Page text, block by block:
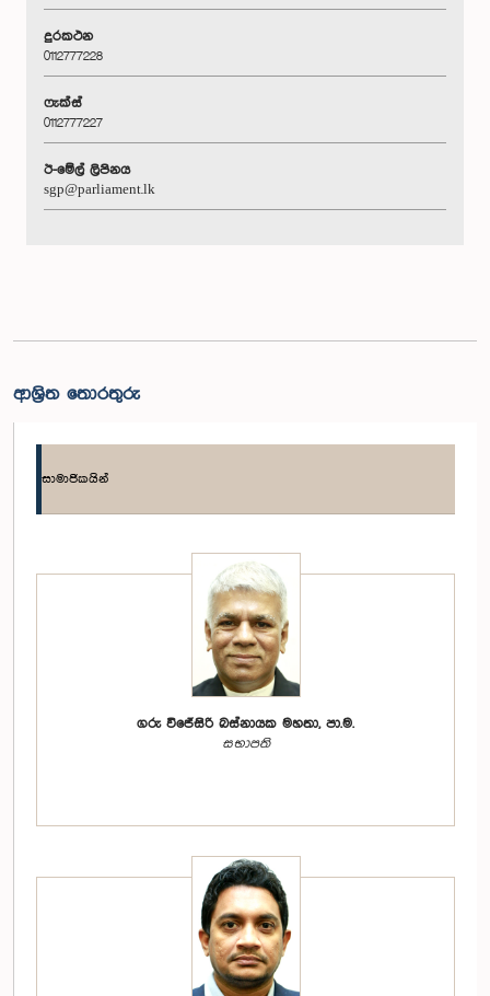
දුරකථන
0112777228
ෆැක්ස්
0112777227
ඊ-මේල් ලිපිනය
sgp@parliament.lk
ආශ්‍රිත තොරතුරු
සාමාජිකයින්
ගරු විජේසිරි බස්නායක මහතා, පා.ම.
සභාපති